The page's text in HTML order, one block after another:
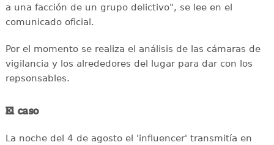
a una facción de un grupo delictivo", se lee en el
comunicado oficial.
Por el momento se realiza el análisis de las cámaras de
vigilancia y los alrededores del lugar para dar con los
repsonsables.
El caso
La noche del 4 de agosto el 'influencer' transmitía en